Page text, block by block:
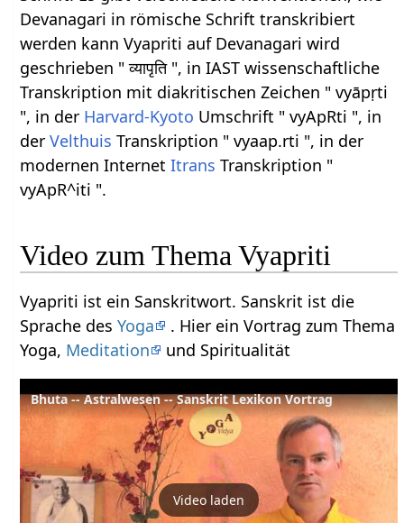
Devanagari in römische Schrift transkribiert
werden kann Vyapriti auf Devanagari wird
geschrieben " व्यापृति ", in IAST wissenschaftliche
Transkription mit diakritischen Zeichen " vyāpṛti
", in der Harvard-Kyoto Umschrift " vyApRti ", in
derVelthuis Transkription " vyaap.rti ", in der
modernen InternetItrans Transkription "
vyApR^iti ".
Video zum Thema Vyapriti
Vyapriti ist ein Sanskritwort. Sanskrit ist die
Sprache desYoga
. Hier ein Vortrag zum Thema
Yoga, Meditation und Spiritualität
Bhuta -- Astralwesen -- Sanskrit Lexikon Vortrag
Video laden